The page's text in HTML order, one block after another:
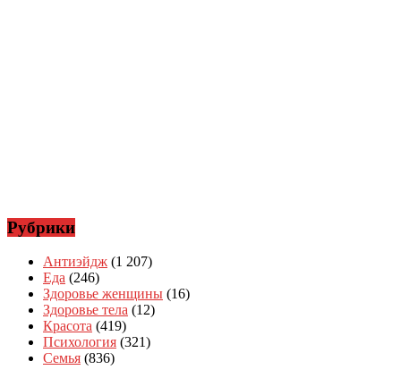
Рубрики
Антиэйдж (1 207)
Еда (246)
Здоровье женщины (16)
Здоровье тела (12)
Красота (419)
Психология (321)
Семья (836)